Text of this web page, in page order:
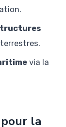
via la
la